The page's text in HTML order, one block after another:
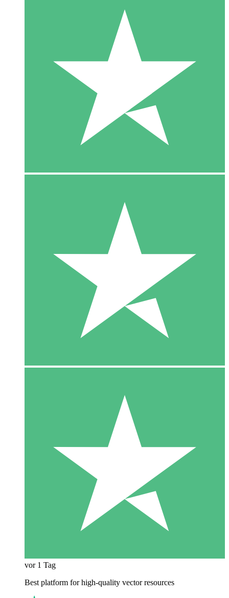
vor 1 Tag
Best platform for high-quality vector resources